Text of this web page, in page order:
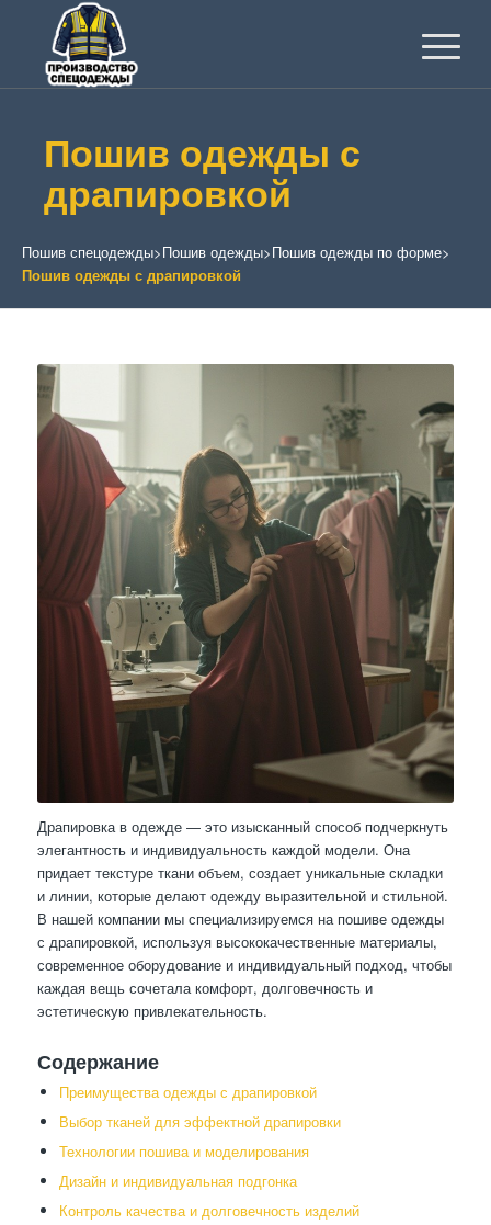
Пошив одежды с
драпировкой
Пошив спецодежды>Пошив одежды>Пошив одежды по форме>
Пошив одежды с драпировкой
Драпировка в одежде — это изысканный способ подчеркнуть
элегантность и индивидуальность каждой модели. Она
придает текстуре ткани объем, создает уникальные складки
и линии, которые делают одежду выразительной и стильной.
В нашей компании мы специализируемся на пошиве одежды
с драпировкой, используя высококачественные материалы,
современное оборудование и индивидуальный подход, чтобы
каждая вещь сочетала комфорт, долговечность и
эстетическую привлекательность.
Содержание
Преимущества одежды с драпировкой
Выбор тканей для эффектной драпировки
Технологии пошива и моделирования
Дизайн и индивидуальная подгонка
Контроль качества и долговечность изделий